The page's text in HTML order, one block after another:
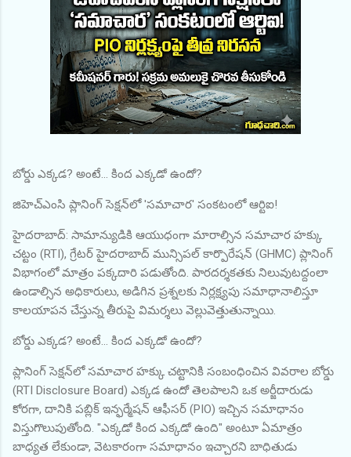
బోర్డు ఎక్కడ? అంటే... కింద ఎక్కడో ఉందో?
జిహెచ్‌ఎంసి ప్లానింగ్ సెక్షన్‌లో 'సమాచార' సంకటంలో ఆర్టిఐ!
హైదరాబాద్: సామాన్యుడికి ఆయుధంగా మారాల్సిన సమాచార హక్కు
చట్టం (RTI), గ్రేటర్ హైదరాబాద్ మున్సిపల్ కార్పొరేషన్ (GHMC) ప్లానింగ్
విభాగంలో మాత్రం పక్కదారి పడుతోంది. పారదర్శకతకు నిలువుటద్దంలా
ఉండాల్సిన అధికారులు, అడిగిన ప్రశ్నలకు నిర్లక్ష్యపు సమాధానాలిస్తూ
కాలయాపన చేస్తున్న తీరుపై విమర్శలు వెల్లువెత్తుతున్నాయి.
బోర్డు ఎక్కడ? అంటే... కింద ఎక్కడో ఉందో?
ప్లానింగ్ సెక్షన్‌లో సమాచార హక్కు చట్టానికి సంబంధించిన వివరాల బోర్డు
(RTI Disclosure Board) ఎక్కడ ఉందో తెలపాలని ఒక అర్జీదారుడు
కోరగా, దానికి పబ్లిక్ ఇన్ఫర్మేషన్ ఆఫీసర్ (PIO) ఇచ్చిన సమాధానం
విస్తుగొలుపుతోంది. "ఎక్కడో కింద ఎక్కడో ఉంది" అంటూ ఏమాత్రం
బాధ్యత లేకుండా, వెటకారంగా సమాధానం ఇచ్చారని బాధితుడు